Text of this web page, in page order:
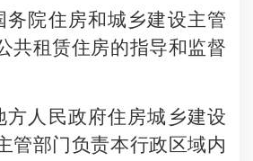
院住房和城乡建设主管
共租赁住房的指导和监督
方人民政府住房城乡建设
管部门负责本行政区域内